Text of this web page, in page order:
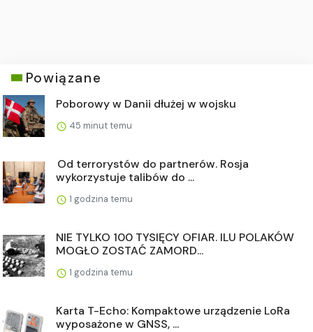
Powiązane
Poborowy w Danii dłużej w wojsku
45 minut temu
Od terrorystów do partnerów. Rosja
wykorzystuje talibów do ...
1 godzina temu
NIE TYLKO 100 TYSIĘCY OFIAR. ILU POLAKÓW
MOGŁO ZOSTAĆ ZAMORD...
1 godzina temu
Karta T-Echo: Kompaktowe urządzenie LoRa
wyposażone w GNSS, ...